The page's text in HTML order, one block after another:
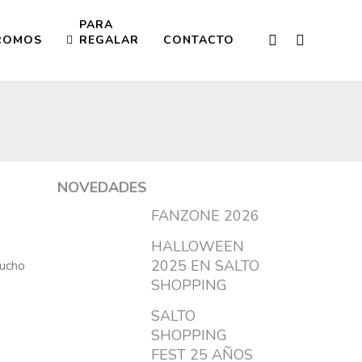
PARA
REGALAR
CONTACTO
NOVEDADES
FANZONE 2026
HALLOWEEN
2025 EN SALTO
SHOPPING
SALTO
SHOPPING
FEST 25 AÑOS